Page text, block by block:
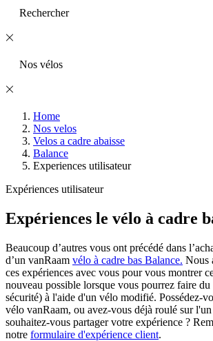
Rechercher
Nos vélos
Home
Nos velos
Velos a cadre abaisse
Balance
Experiences utilisateur
Expériences utilisateur
Expériences le vélo à cadre
Beaucoup d’autres vous ont précédé dans
d’un vanRaam vélo à cadre bas Balance. Nous
ces expériences avec vous pour vous montrer
nouveau possible lorsque vous pourrez faire
sécurité) à l'aide d'un vélo modifié. Possédez-
vélo vanRaam, ou avez-vous déjà roulé sur
souhaitez-vous partager votre expérience ?
notre formulaire d'expérience client.